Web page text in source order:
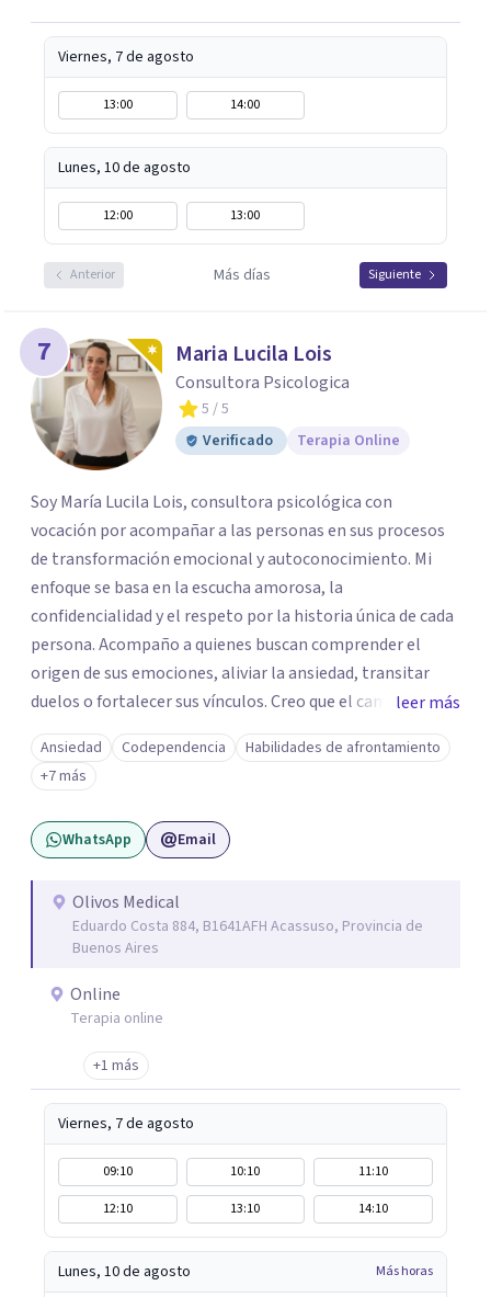
Viernes, 7 de agosto
13:00 14:00
Lunes, 10 de agosto
12:00 13:00
Anterior Más días Siguiente
7 Maria Lucila Lois
Consultora Psicologica
5 / 5
Verificado
Terapia Online
Soy María Lucila Lois, consultora psicológica con
vocación por acompañar a las personas en sus procesos
de transformación emocional y autoconocimiento. Mi
enfoque se basa en la escucha amorosa, la
confidencialidad y el respeto por la historia única de cada
persona. Acompaño a quienes buscan comprender el
origen de sus emociones, aliviar la ansiedad, transitar
duelos o fortalecer sus vínculos. Creo que el camino hacia
una vida más auténtica comienza cuando nos animamos
a mirar hacia adentro y a reconocer las raíces de lo que
sentimos.
leer más
Ansiedad Codependencia
Habilidades de afrontamiento
+7 más
WhatsApp Email
Olivos Medical
Eduardo Costa 884, B1641AFH Acassuso, Provincia de
Buenos Aires
Online
Terapia online
+1 más
Viernes, 7 de agosto
09:10 10:10
11:10
12:10
13:10 14:10
Lunes, 10 de agosto Más horas